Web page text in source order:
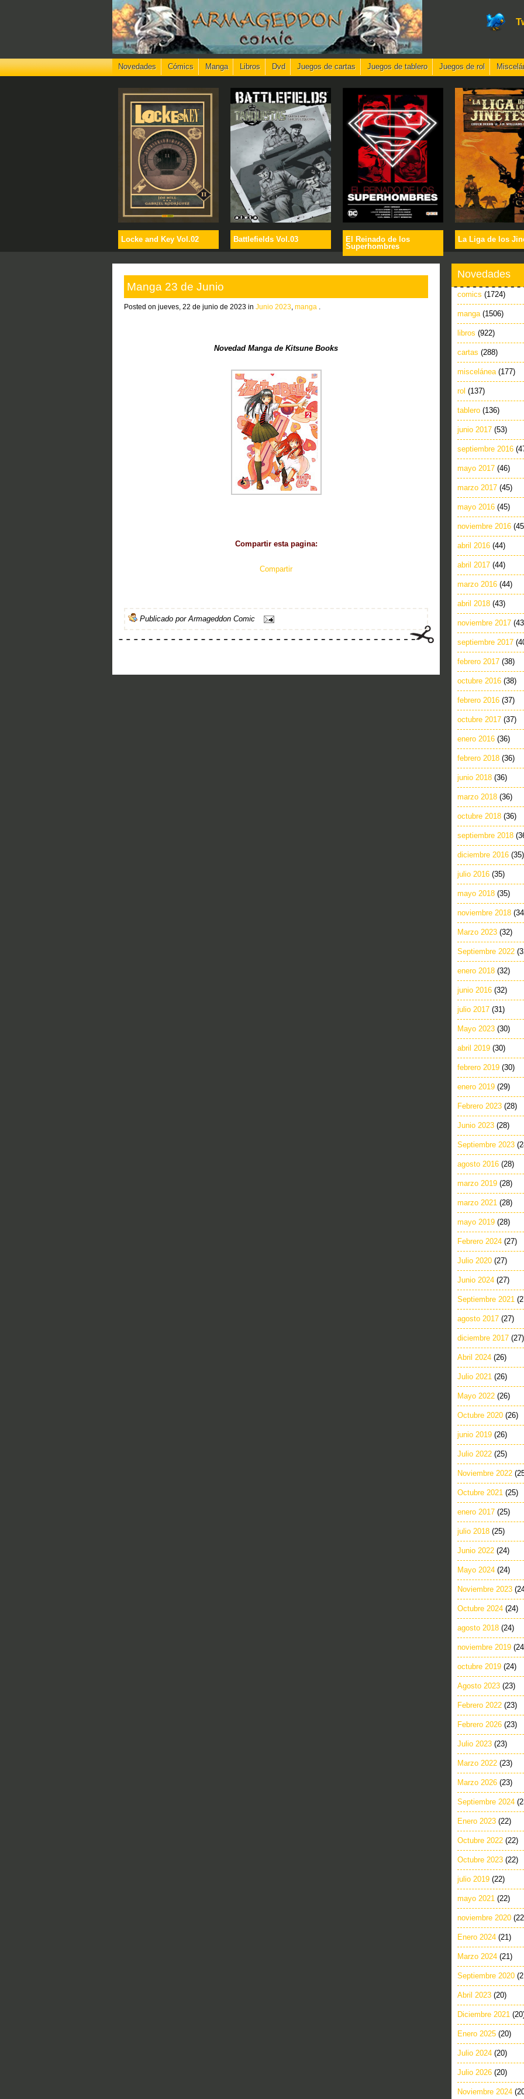
Novedades Cómics Manga Libros Dvd Juegos de cartas Juegos de tablero Juegos de rol
Locke and Key Vol.02 Battlefields Vol.03
El Reinado de los
Superhombres
La Liga de los
Manga 23 de Junio
Posted on jueves, 22 de junio de 2023 in Junio 2023 manga
Novedad Manga de Kitsune Books
Compartir esta pagina:
Compartir
Publicado porArmageddon Comic
Novedades
comics (1724)
manga (1506)
libros (922)
cartas (288)
miscelánea (177)
rol (137)
tablero (136)
junio 2017 (53)
septiembre 2016
mayo 2017 (46)
marzo 2017 (45)
mayo 2016 (45)
noviembre 2016
abril 2016 (44)
abril 2017 (44)
marzo 2016 (44)
abril 2018 (43)
noviembre 2017
septiembre 2017
febrero 2017 (38)
octubre 2016 (38)
febrero 2016 (37)
octubre 2017 (37)
enero 2016 (36)
febrero 2018 (36)
junio 2018 (36)
marzo 2018 (36)
octubre 2018 (36)
septiembre 2018
diciembre 2016 (35)
julio 2016 (35)
mayo 2018 (35)
noviembre 2018
Marzo 2023 (32)
Septiembre 2022
enero 2018 (32)
junio 2016 (32)
julio 2017 (31)
Mayo 2023 (30)
abril 2019 (30)
febrero 2019 (30)
enero 2019 (29)
Febrero 2023 (28)
Junio 2023 (28)
Septiembre 2023
agosto 2016 (28)
marzo 2019 (28)
marzo 2021 (28)
mayo 2019 (28)
Febrero 2024 (27)
Julio 2020 (27)
Junio 2024 (27)
Septiembre 2021
agosto 2017 (27)
diciembre 2017 (27)
Abril 2024 (26)
Julio 2021 (26)
Mayo 2022 (26)
Octubre 2020 (26)
junio 2019 (26)
Julio 2022 (25)
Noviembre 2022
Octubre 2021 (25)
enero 2017 (25)
julio 2018 (25)
Junio 2022 (24)
Mayo 2024 (24)
Noviembre 2023
Octubre 2024 (24)
agosto 2018 (24)
noviembre 2019
octubre 2019 (24)
Agosto 2023 (23)
Febrero 2022 (23)
Febrero 2026 (23)
Julio 2023 (23)
Marzo 2022 (23)
Marzo 2026 (23)
Septiembre 2024
Enero 2023 (22)
Octubre 2022 (22)
Octubre 2023 (22)
julio 2019 (22)
mayo 2021 (22)
noviembre 2020
Enero 2024 (21)
Marzo 2024 (21)
Septiembre 2020
Abril 2023 (20)
Diciembre 2021
Enero 2025 (20)
Julio 2024 (20)
Julio 2026 (20)
Noviembre 2024